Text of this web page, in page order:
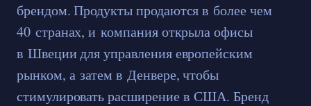
брендом. Продукты продаются в более чем
40 странах, и компания открыла офисы
в Швеции для управления европейским
рынком, а затем в Денвере, чтобы
стимулировать расширение в США. Бренд